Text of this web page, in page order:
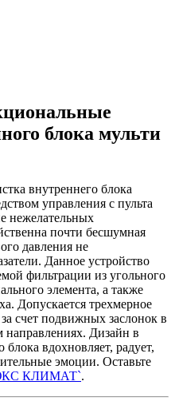
блока мульти
внутреннего блока
управления с пульта
нежелательных
почти бесшумная
давления не
Данное устройство
фильтрации из угольного
элемента, а также
Допускается трехмерное
счет подвижных заслонок в
направлениях. Дизайн в
блока вдохновляет, радует,
эмоции. Оставьте
КЛИМАТ`.